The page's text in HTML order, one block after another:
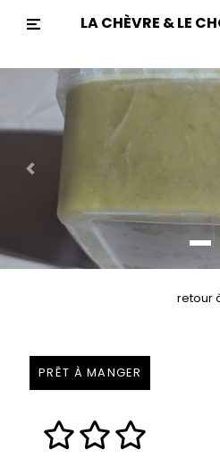
LA CHÈVRE & LE
Previous
PRÊT À MANGER
retour